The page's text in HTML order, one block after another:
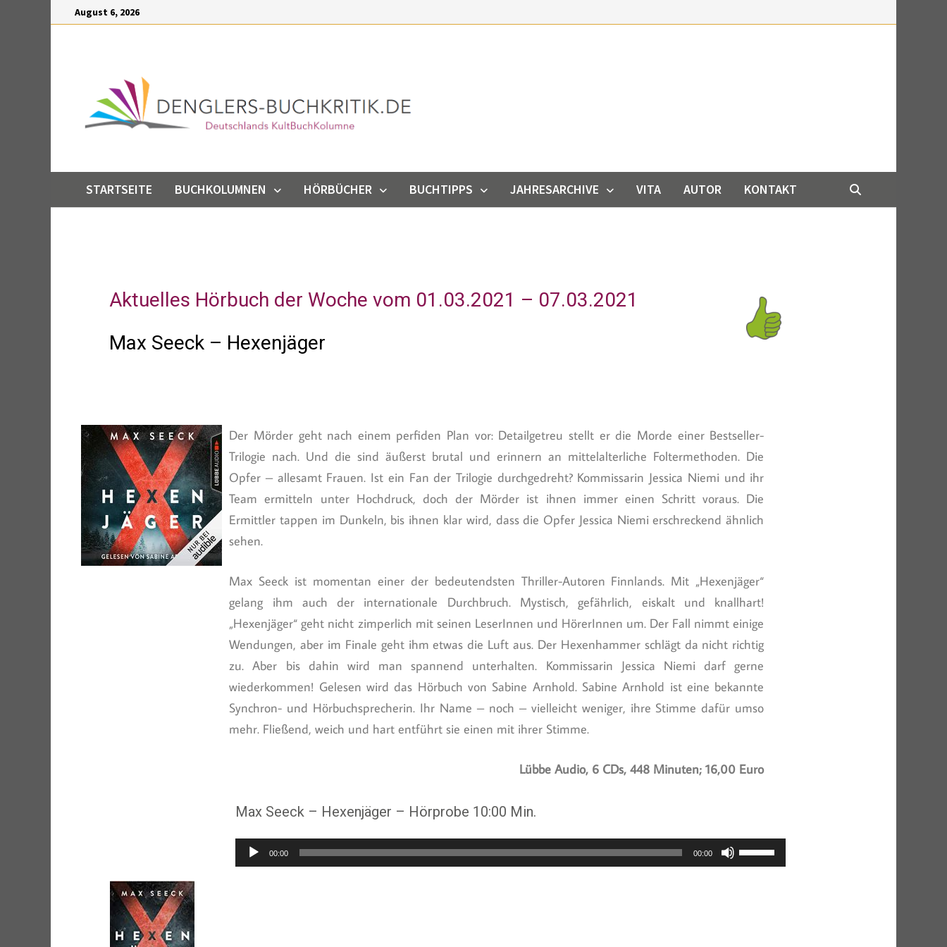
August 6, 2026
STARTSEITE BUCHKOLUMNEN HÖRBÜCHER BUCHTIPPS JAHRESARCHIVE VITA AUTOR KONTAKT
Aktuelles Hörbuch der Woche vom 01.03.2021 – 07.03.2021
Max Seeck – Hexenjäger
Der Mörder geht nach einem perfiden Plan vor: Detailgetreu stellt er die Morde einer Bestseller-
Trilogie nach. Und die sind äußerst brutal und erinnern an mittelalterliche Foltermethoden. Die
Opfer – allesamt Frauen. Ist ein Fan der Trilogie durchgedreht? Kommissarin Jessica Niemi und ihr
Team ermitteln unter Hochdruck, doch der Mörder ist ihnen immer einen Schritt voraus. Die
Ermittler tappen im Dunkeln, bis ihnen klar wird, dass die Opfer Jessica Niemi erschreckend ähnlich
sehen.
Max Seeck ist momentan einer der bedeutendsten Thriller-Autoren Finnlands. Mit „Hexenjäger“
gelang ihm auch der internationale Durchbruch. Mystisch, gefährlich, eiskalt und knallhart!
„Hexenjäger“ geht nicht zimperlich mit seinen LeserInnen und HörerInnen um. Der Fall nimmt einige
Wendungen, aber im Finale geht ihm etwas die Luft aus. Der Hexenhammer schlägt da nicht richtig
zu. Aber bis dahin wird man spannend unterhalten. Kommissarin Jessica Niemi darf gerne
wiederkommen! Gelesen wird das Hörbuch von Sabine Arnhold. Sabine Arnhold ist eine bekannte
Synchron- und Hörbuchsprecherin. Ihr Name – noch – vielleicht weniger, ihre Stimme dafür umso
mehr. Fließend, weich und hart entführt sie einen mit ihrer Stimme.
Lübbe Audio, 6 CDs, 448 Minuten; 16,00 Euro
Max Seeck – Hexenjäger – Hörprobe 10:00 Min.
Audio-
Player
00:00 00:00
Pfeiltasten
Hoch/Runter